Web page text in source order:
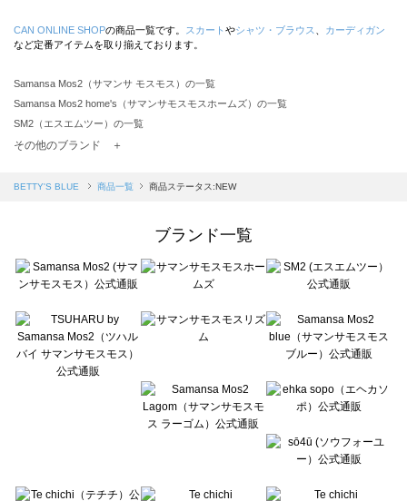
CAN ONLINE SHOPの商品一覧です。 スカート やシャツ・ブラウス
カーディガン
など定番アイテムを取り揃えております。
Samansa Mos2（サマンサ モスモス）の一覧
Samansa Mos2 home's（サマンサモスモスホームズ）の一覧
SM2（エスエムツー）の一覧
TSUHARU by Samansa Mos2（ツハルバイサマンサモスモス）の一覧
Samansa Mos2 blue（サマンサモスモス ブルー）の一覧
Te chichi（テチチ）の一覧
Te chichi CLASSIC（テチチ クラシック）の一覧
Lugnoncure（ルノンキュール）の一覧
BETTY'S BLUE（べティーズブルー）の一覧
Wpc.（ワールドパーティー）の一覧
その他のブランド ＋
BETTY'S BLUE 商品一覧 商品ステータス:NEW
ブランド一覧